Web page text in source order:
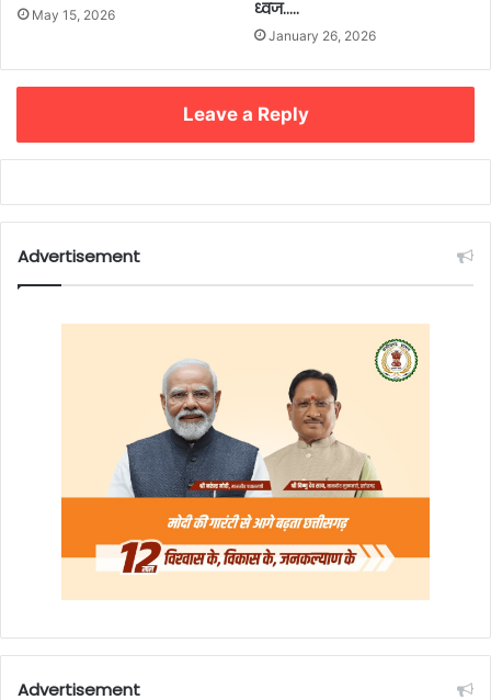
May 15, 2026 ध्वज…..
January 26, 2026
Leave a Reply
Advertisement
Advertisement